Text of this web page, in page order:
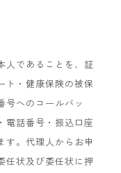
人であることを、証
ト・健康保険の被保
号へのコールバッ
電話番号・振込口座
す。代理人からお申
任状及び委任状に押